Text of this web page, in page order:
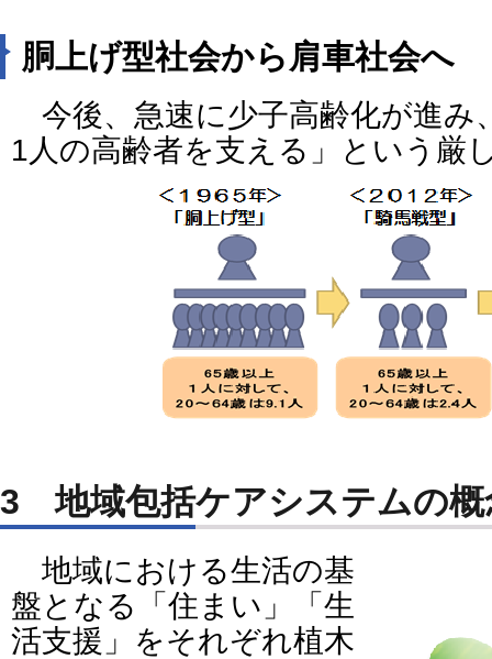
胴上げ型社会から肩車社会へ
今後、急速に少子高齢化が進み
1人の高齢者を支える」という厳
3 地域包括ケアシステムの概
地域における生活の基
盤となる「住まい」「生
活支援」をそれぞれ植木